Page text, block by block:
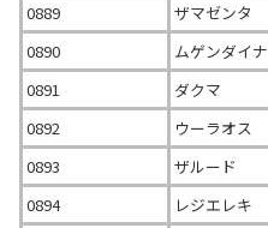
0889
ザマゼンタ
0890
ムゲンダイナ
0891
ダクマ
0892
ウーラオス
0893
ザルード
0894
レジエレキ